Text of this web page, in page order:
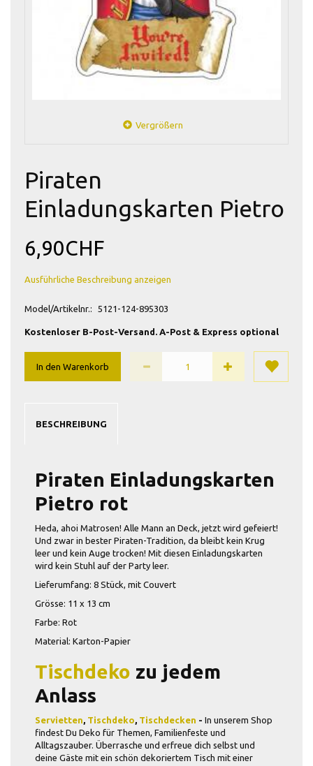
Vergrößern
Piraten
Einladungskarten Pietro
6,90CHF
Ausführliche Beschreibung anzeigen
Model/Artikelnr.: 5121-124-895303
Kostenloser B-Post-Versand. A-Post & Express optional
In den Warenkorb
BESCHREIBUNG
Piraten Einladungskarten
Pietro rot
Heda, ahoi Matrosen! Alle Mann an Deck, jetzt wird gefeiert!
Und zwar in bester Piraten-Tradition, da bleibt kein Krug
leer und kein Auge trocken! Mit diesen Einladungskarten
wird kein Stuhl auf der Party leer.
Lieferumfang: 8 Stück, mit Couvert
Grösse: 11 x 13 cm
Farbe: Rot
Material: Karton-Papier
Tischdeko zu jedem
Anlass
Servietten, Tischdeko, Tischdecken - In unserem Shop
findest Du Deko für Themen, Familienfeste und
Alltagszauber. Überrasche und erfreue dich selbst und
deine Gäste mit ein schön dekoriertem Tisch mit einer